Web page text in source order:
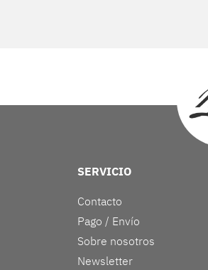
SERVICIO
Contacto
Pago / Envío
Sobre nosotros
Newsletter